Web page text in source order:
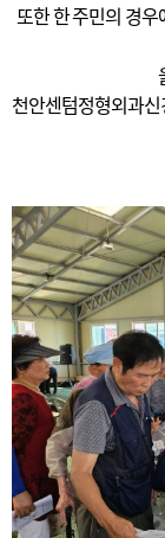
또한 한 주민의 경우
천안센텀정형외과